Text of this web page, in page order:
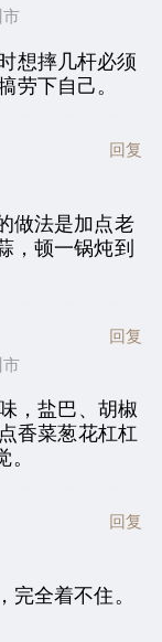
想摔几杆必须
劳下自己。
回复
做法是加点老
，顿一锅炖到
回复
，盐巴、胡椒
香菜葱花杠杠
回复
全着不住。